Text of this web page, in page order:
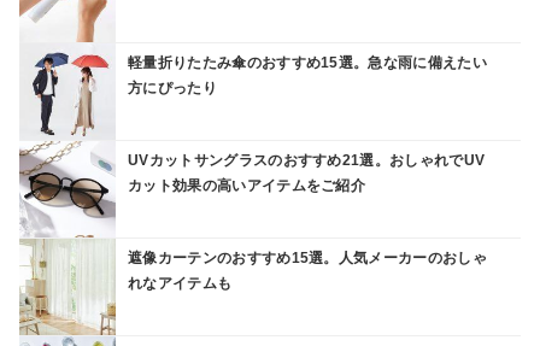
軽量折りたたみ傘のおすすめ15選。急な雨に備えたい
方にぴったり
UVカットサングラスのおすすめ21選。おしゃれでUV
カット効果の高いアイテムをご紹介
遮像カーテンのおすすめ15選。人気メーカーのおしゃ
れなアイテムも